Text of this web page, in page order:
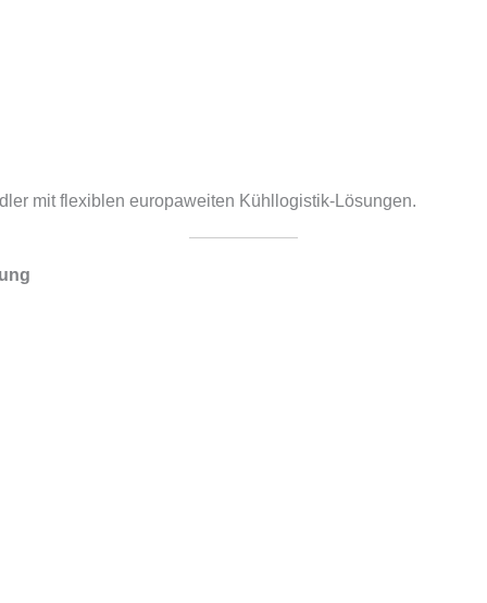
mit flexiblen europaweiten Kühllogistik-Lösungen.